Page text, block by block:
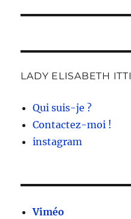
LADY ELISABETH ITTI
Qui suis-je ?
Contactez-moi !
instagram
Viméo